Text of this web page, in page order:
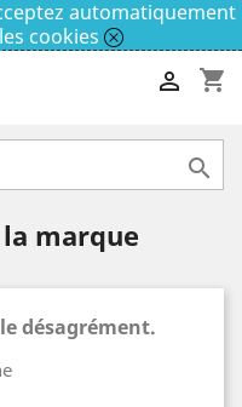
automatiquement
cookies
shopping_cart


marque
désagrément.